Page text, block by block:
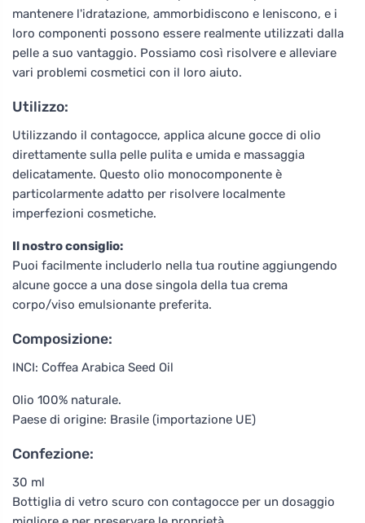
mantenere l'idratazione, ammorbidiscono e leniscono, e i
loro componenti possono essere realmente utilizzati dalla
pelle a suo vantaggio. Possiamo così risolvere e alleviare
vari problemi cosmetici con il loro aiuto.
Utilizzo:
Utilizzando il contagocce, applica alcune gocce di olio
direttamente sulla pelle pulita e umida e massaggia
delicatamente. Questo olio monocomponente è
particolarmente adatto per risolvere localmente
imperfezioni cosmetiche.
Il nostro consiglio:
Puoi facilmente includerlo nella tua routine aggiungendo
alcune gocce a una dose singola della tua crema
corpo/viso emulsionante preferita.
Composizione:
INCI: Coffea Arabica Seed Oil
Olio 100% naturale.
Paese di origine: Brasile (importazione UE)
Confezione:
30 ml
Bottiglia di vetro scuro con contagocce per un dosaggio